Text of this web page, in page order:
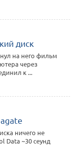
диск
на него фильм
через
к ...
ничего не
Data ~30 сеунд